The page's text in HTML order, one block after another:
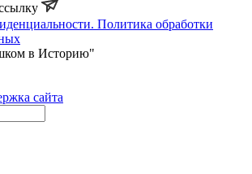
Политика обработки
в Историю"
сайта